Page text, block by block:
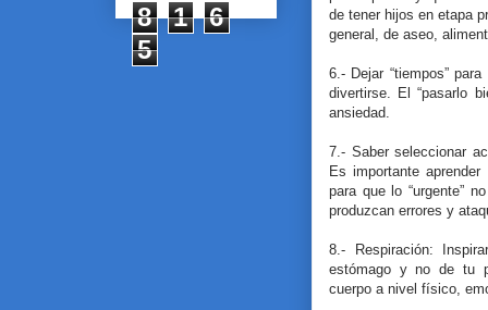
de tener hijos en etapa
general, de aseo,
6.- Dejar “tiempos”
divertirse. El “pasarlo
ansiedad.
7.- Saber seleccionar
Es importante
para que lo “urgente”
produzcan errores y
8.- Respiración:
estómago y no de tu
cuerpo a nivel físico,
8 1
6
5